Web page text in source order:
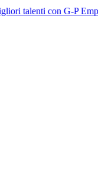
G-P Employer